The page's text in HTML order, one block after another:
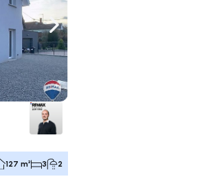
Naviguer vers la droite
127 m² 3 2